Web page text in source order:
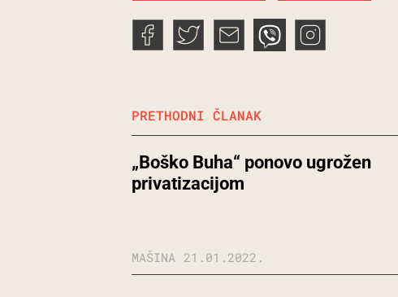
PRETHODNI ČLANAK
„Boško Buha“ ponovo ugrožen
privatizacijom
MAŠINA 21.01.2022.